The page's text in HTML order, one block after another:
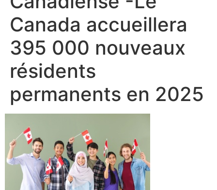
Canada accueillera
395 000 nouveaux
résidents
permanents en 2025